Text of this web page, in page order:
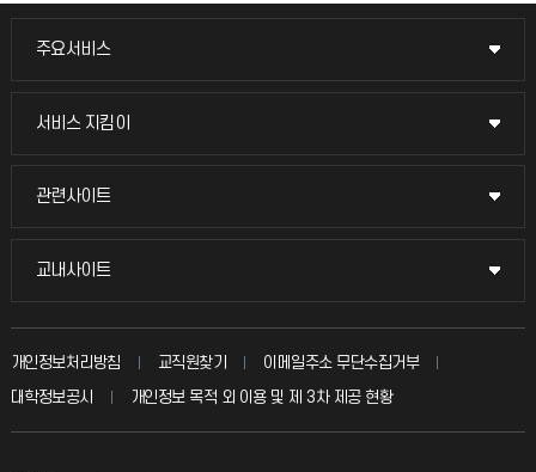
주요서비스
주요서비스
교무회의방송
입학안내
서비스 지킴이
서비스 지킴이
묻고 답하기
칭찬마당
학생서비스 지킴이
관련사이트
관련사이트
국방헬프콜
교내사이트
교내사이트
교수회
교육혁신본부
개인정보처리방침 교직원찾기
이메일주소 무단수집거부
대학정보공시
개인정보 목적 외 이용 및 제 3차 제공 현황